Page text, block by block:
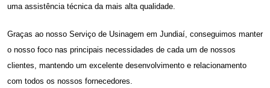
uma assistência técnica da mais alta qualidade.
Graças ao nosso Serviço de Usinagem em Jundiaí, conseguimos manter
o nosso foco nas principais necessidades de cada um de nossos
clientes, mantendo um excelente desenvolvimento e relacionamento
com todos os nossos fornecedores.